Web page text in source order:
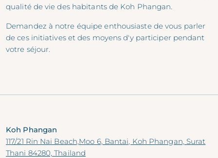
qualité de vie des habitants de Koh Phangan.
Demandez à notre équipe enthousiaste de vous parler
de ces initiatives et des moyens d'y participer pendant
votre séjour.
Koh Phangan
117/21 Rin Nai Beach,Moo 6, Bantai, Koh Phangan, Surat
Thani 84280, Thailand